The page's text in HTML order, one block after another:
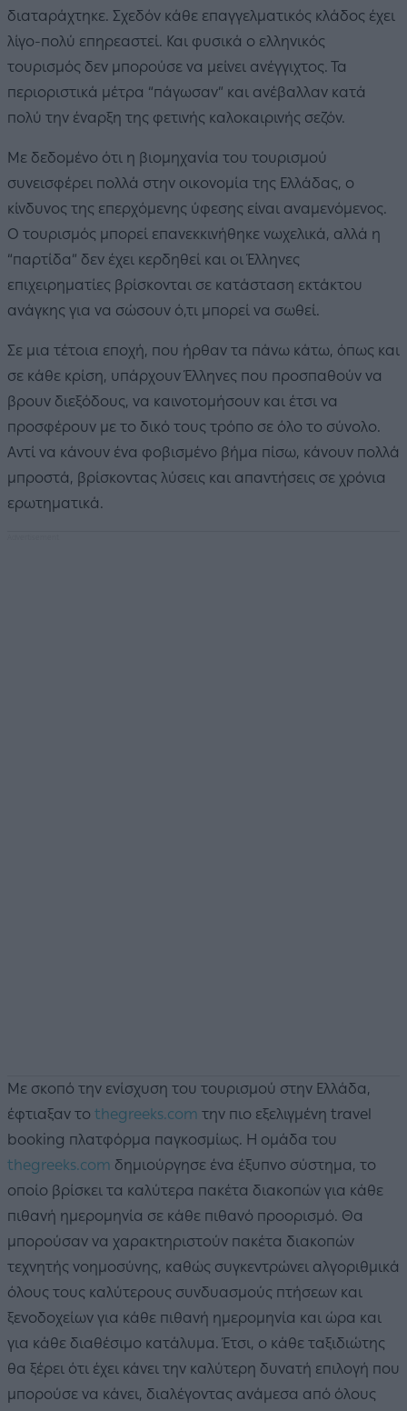
διαταράχτηκε. Σχεδόν κάθε επαγγελματικός κλάδος έχει
λίγο-πολύ επηρεαστεί. Και φυσικά ο ελληνικός
τουρισμός δεν μπορούσε να μείνει ανέγγιχτος. Τα
περιοριστικά μέτρα “πάγωσαν” και ανέβαλλαν κατά
πολύ την έναρξη της φετινής καλοκαιρινής σεζόν.
Με δεδομένο ότι η βιομηχανία του τουρισμού
συνεισφέρει πολλά στην οικονομία της Ελλάδας, ο
κίνδυνος της επερχόμενης ύφεσης είναι αναμενόμενος.
Ο τουρισμός μπορεί επανεκκινήθηκε νωχελικά, αλλά η
“παρτίδα” δεν έχει κερδηθεί και οι Έλληνες
επιχειρηματίες βρίσκονται σε κατάσταση εκτάκτου
ανάγκης για να σώσουν ό,τι μπορεί να σωθεί.
Σε μια τέτοια εποχή, που ήρθαν τα πάνω κάτω, όπως και
σε κάθε κρίση, υπάρχουν Έλληνες που προσπαθούν να
βρουν διεξόδους, να καινοτομήσουν και έτσι να
προσφέρουν με το δικό τους τρόπο σε όλο το σύνολο.
Αντί να κάνουν ένα φοβισμένο βήμα πίσω, κάνουν πολλά
μπροστά, βρίσκοντας λύσεις και απαντήσεις σε χρόνια
ερωτηματικά.
Με σκοπό την ενίσχυση του τουρισμού στην Ελλάδα,
έφτιαξαν το thegreeks.com την πιο εξελιγμένη travel
booking πλατφόρμα παγκοσμίως. Η ομάδα του
thegreeks.com δημιούργησε ένα έξυπνο σύστημα, το
οποίο βρίσκει τα καλύτερα πακέτα διακοπών για κάθε
πιθανή ημερομηνία σε κάθε πιθανό προορισμό. Θα
μπορούσαν να χαρακτηριστούν πακέτα διακοπών
τεχνητής νοημοσύνης, καθώς συγκεντρώνει αλγοριθμικά
όλους τους καλύτερους συνδυασμούς πτήσεων και
ξενοδοχείων για κάθε πιθανή ημερομηνία και ώρα και
για κάθε διαθέσιμο κατάλυμα. Έτσι, ο κάθε ταξιδιώτης
θα ξέρει ότι έχει κάνει την καλύτερη δυνατή επιλογή που
μπορούσε να κάνει, διαλέγοντας ανάμεσα από όλους